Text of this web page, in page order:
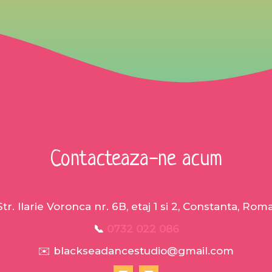
Contacteaza-ne acum
Ilarie Voronca nr. 6B, etaj 1 si 2, Constanta,
📞
✉️ blackseadancestudio@gmail.com